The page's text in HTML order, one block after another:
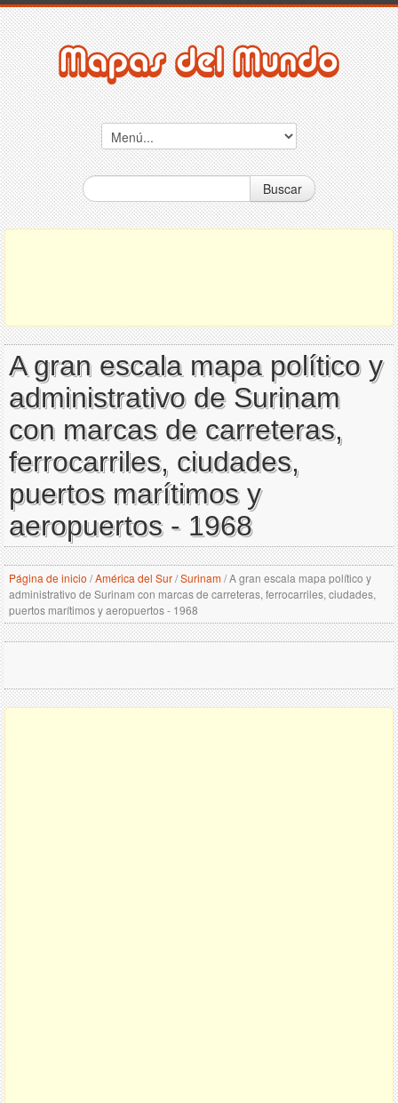
Buscar
A gran escala mapa político y
administrativo de Surinam
con marcas de carreteras,
ferrocarriles, ciudades,
puertos marítimos y
aeropuertos - 1968
Página de inicio /América del Sur/Surinam/A gran escala mapa político y
administrativo de Surinam con marcas de carreteras, ferrocarriles, ciudades,
puertos marítimos y aeropuertos - 1968